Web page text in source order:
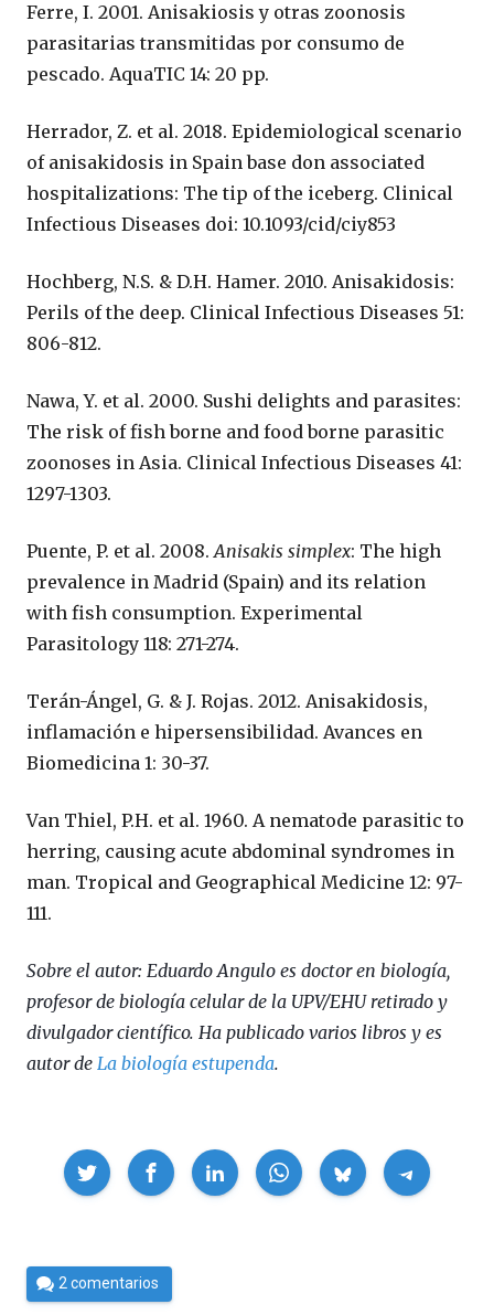
Ferre, I. 2001. Anisakiosis y otras zoonosis
parasitarias transmitidas por consumo de
pescado. AquaTIC 14: 20 pp.
Herrador, Z. et al. 2018. Epidemiological scenario
of anisakidosis in Spain base don associated
hospitalizations: The tip of the iceberg. Clinical
Infectious Diseases doi: 10.1093/cid/ciy853
Hochberg, N.S. & D.H. Hamer. 2010. Anisakidosis:
Perils of the deep. Clinical Infectious Diseases 51:
806-812.
Nawa, Y. et al. 2000. Sushi delights and parasites:
The risk of fish borne and food borne parasitic
zoonoses in Asia. Clinical Infectious Diseases 41:
1297-1303.
Puente, P. et al. 2008.Anisakis simplex: The high
prevalence in Madrid (Spain) and its relation
with fish consumption. Experimental
Parasitology 118: 271-274.
Terán-Ángel, G. & J. Rojas. 2012. Anisakidosis,
inflamación e hipersensibilidad. Avances en
Biomedicina 1: 30-37.
Van Thiel, P.H. et al. 1960. A nematode parasitic to
herring, causing acute abdominal syndromes in
man. Tropical and Geographical Medicine 12: 97-
111.
Sobre el autor: Eduardo Angulo es doctor en biología,
profesor de biología celular de la UPV/EHU retirado y
divulgador científico. Ha publicado varios libros y es
autor de La biología estupenda.
Compartir
Por
César
2 comentarios